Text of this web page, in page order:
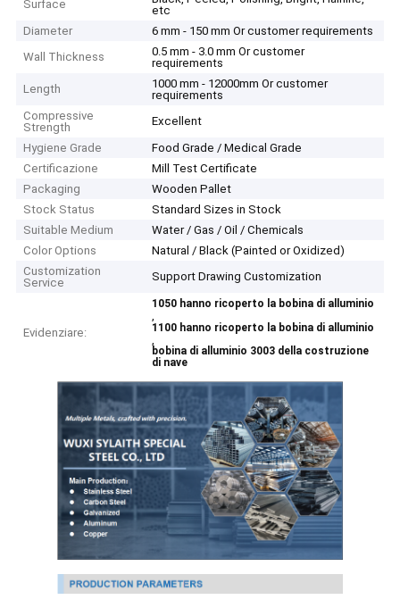
Surface
etc
Diameter
6 mm - 150 mm Or customer requirements
Wall Thickness
0.5 mm - 3.0 mm Or customer
requirements
Length
1000 mm - 12000mm Or customer
requirements
Compressive
Strength
Excellent
Hygiene Grade
Food Grade / Medical Grade
Certificazione
Mill Test Certificate
Packaging
Wooden Pallet
Stock Status
Standard Sizes in Stock
Suitable Medium
Water / Gas / Oil / Chemicals
Color Options
Natural / Black (Painted or Oxidized)
Customization
Service
Support Drawing Customization
Evidenziare:
1050 hanno ricoperto la bobina di alluminio
,
1100 hanno ricoperto la bobina di alluminio
,
bobina di alluminio 3003 della costruzione
di nave